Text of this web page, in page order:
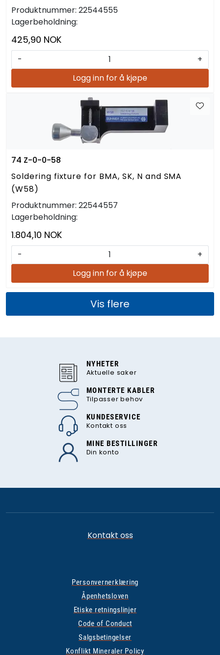
Produktnummer: 22544555
Lagerbeholdning:
425,90 NOK
-
+
Logg inn for å kjøpe
74 Z-0-0-58
Soldering fixture for BMA, SK, N and SMA
(W58)
Produktnummer: 22544557
Lagerbeholdning:
1.804,10 NOK
-
+
Logg inn for å kjøpe
Vis flere
NYHETER
Aktuelle saker
MONTERTE KABLER
Tilpasser behov
KUNDESERVICE
Kontakt oss
MINE BESTILLINGER
Din konto
Kontakt oss
Personvernerklæring
Åpenhetsloven
Etiske retningslinjer
Code of Conduct
Salgsbetingelser
Konflikt Mineraler Policy